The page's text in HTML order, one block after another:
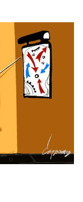
или